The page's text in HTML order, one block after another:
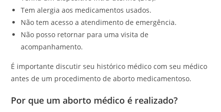
Tem alergia aos medicamentos usados.
Não tem acesso a atendimento de emergência.
Não posso retornar para uma visita de
acompanhamento.
É importante discutir seu histórico médico com seu médico
antes de um procedimento de aborto medicamentoso.
Por que um aborto médico é realizado?